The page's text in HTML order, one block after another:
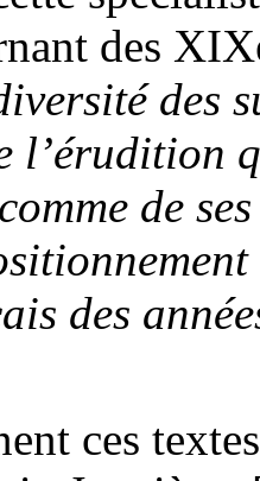
des
des
l’érudition
de
des
ces